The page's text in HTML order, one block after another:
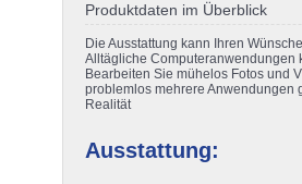
Produktdaten im Überblick
Die Ausstattung kann Ihren
Alltägliche Computeranwendungen
Bearbeiten Sie mühelos Fotos und
problemlos mehrere Anwendungen
Realität
Ausstattung: